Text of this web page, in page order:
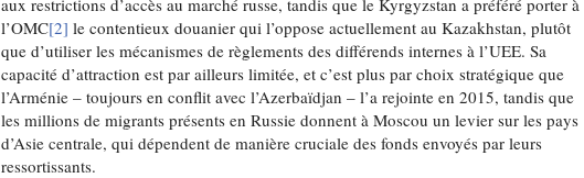
aux restrictions d’accès au marché russe, tandis que le Kyrgyzstan a préféré porter à
l’OMC[2] le contentieux douanier qui l’oppose actuellement au Kazakhstan, plutôt
que d’utiliser les mécanismes de règlements des différends internes à l’UEE. Sa
capacité d’attraction est par ailleurs limitée, et c’est plus par choix stratégique que
l’Arménie – toujours en conflit avec l’Azerbaïdjan – l’a rejointe en 2015, tandis que
les millions de migrants présents en Russie donnent à Moscou un levier sur les pays
d’Asie centrale, qui dépendent de manière cruciale des fonds envoyés par leurs
ressortissants.